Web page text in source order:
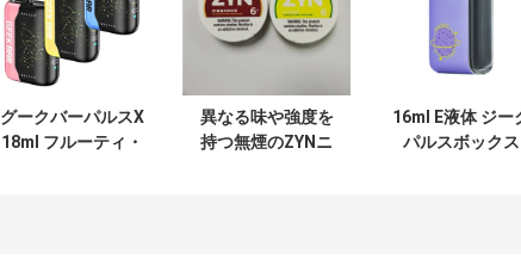
グークバーパルスX
18ml フルーティ・
異なる味や強度を
持つ無煙のZYNニ
16ml E液体 ジー
パルスボックス